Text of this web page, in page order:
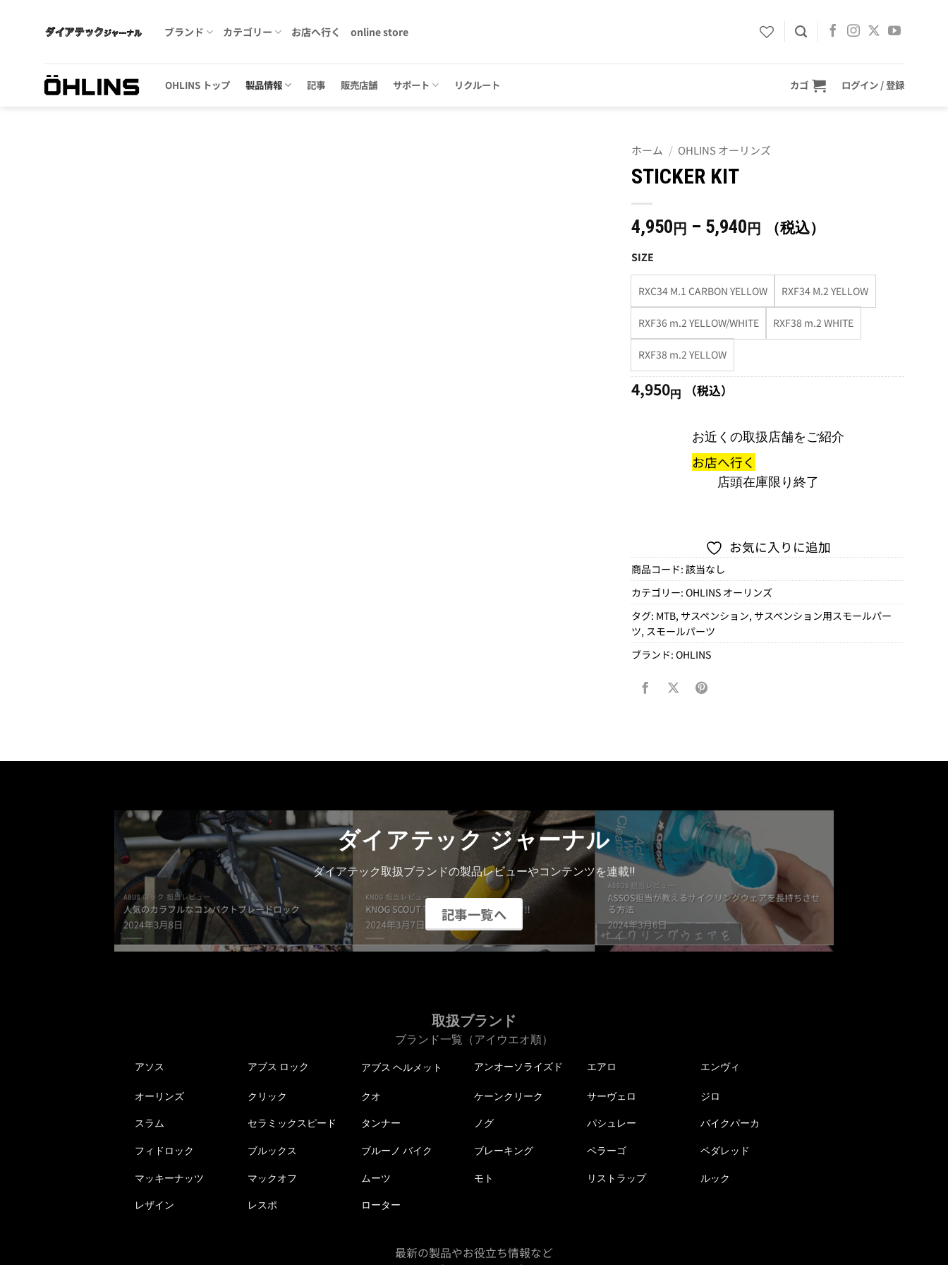
ブランド カテゴリー お店へ行く online store
OHLINS トップ 製品情報 記事 販売店舗 サポート リクルート カゴ ログイン / 登録
ホーム / OHLINS オーリンズ
STICKER KIT
4,950 円 – 5,940 円
価
4,950
円
5,940
（税込）
SIZE
RXC34 M.1 CARBON YELLOW RXF34 M.2 YELLOW
RXF36 m.2 YELLOW/WHITE RXF38 m.2 WHITE
RXF38 m.2 YELLOW
4,950円 （税込）
お近くの取扱店舗をご紹介
お店へ行く
店頭在庫限り終了
お気に入りに追加
商品コード:該当なし
カテゴリー:OHLINS オーリンズ
タグ: MTB, サスペンション, サスペンション用スモールパー
ツ, スモールパーツ
ブランド:OHLINS
ダイアテック ジャーナル
ダイアテック取扱ブランドの製品レビューやコンテンツを連載!!
記事一覧へ
取扱ブランド
ブランド一覧（アイウエオ順）
アソス アブス ロック アブス ヘルメット アンオーソライズド エアロ エンヴィ
オーリンズ クリック クオ ケーンクリーク サーヴェロ ジロ
スラム セラミックスピード タンナー ノグ パシュレー バイクパーカ
フィドロック ブルックス ブルーノ バイク ブレーキング ペラーゴ ペダレッド
マッキーナッツ マックオフ ムーツ モト リストラップ ルック
レザイン レスポ ローター
最新の製品やお役立ち情報など